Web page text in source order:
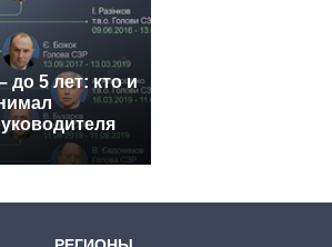
до 5 лет: кто и